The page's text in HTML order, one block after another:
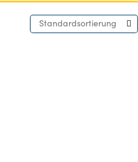
Standardsortierung